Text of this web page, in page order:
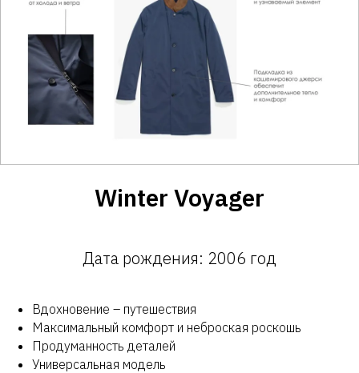
Winter Voyager
Дата рождения: 2006 год
Вдохновение – путешествия
Максимальный комфорт и неброская роскошь
Продуманность деталей
Универсальная модель